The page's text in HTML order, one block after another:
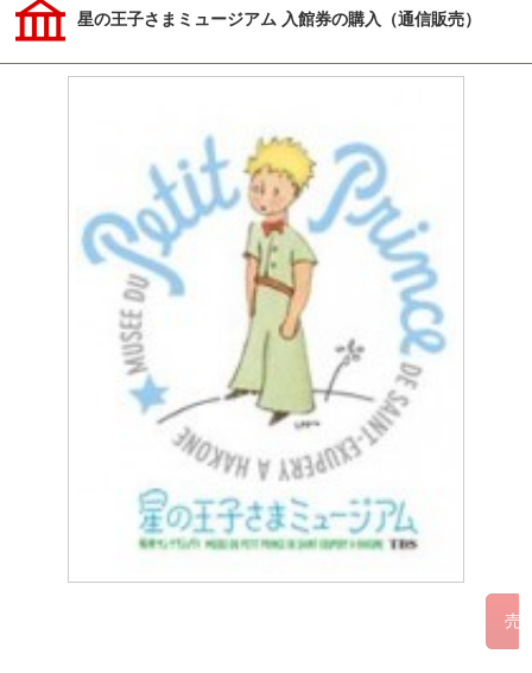
星の王子さまミュージアム 入館券の購入（通信販売）